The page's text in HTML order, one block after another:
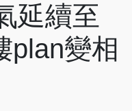
延續至
plan變相